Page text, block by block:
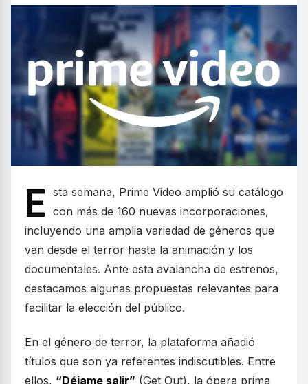
E sta semana, Prime Video amplió su catálogo
con más de 160 nuevas incorporaciones,
incluyendo una amplia variedad de géneros que
van desde el terror hasta la animación y los
documentales. Ante esta avalancha de estrenos,
destacamos algunas propuestas relevantes para
facilitar la elección del público.
En el género de terror, la plataforma añadió
títulos que son ya referentes indiscutibles. Entre
ellos, “Déjame salir” (Get Out), la ópera prima